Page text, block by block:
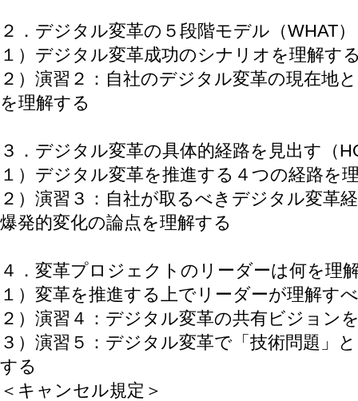
２．デジタル変革の５段階モデル（WHAT）
１）デジタル変革成功のシナリオを理解す
２）演習２：自社のデジタル変革の現在地
を理解する
３．デジタル変革の具体的経路を見出す（
１）デジタル変革を推進する４つの経路を
２）演習３：自社が取るべきデジタル変革
爆発的変化の論点を理解する
４．変革プロジェクトのリーダーは何を理
１）変革を推進する上でリーダーが理解す
２）演習４：デジタル変革の共有ビジョン
３）演習５：デジタル変革で「技術問題」
する
＜キャンセル規定＞